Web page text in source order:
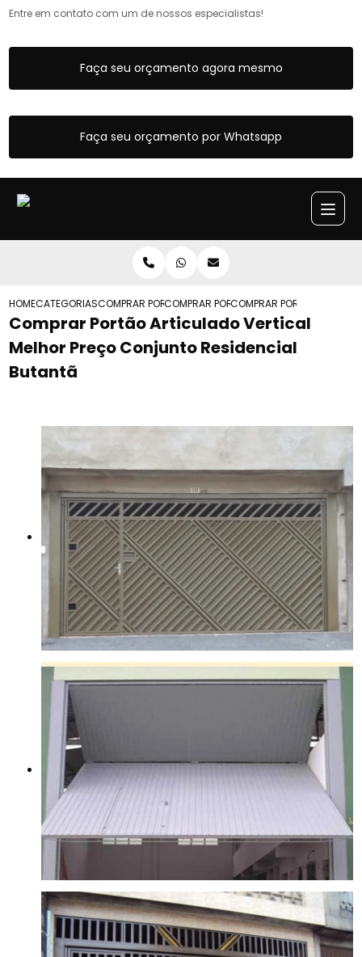
Entre em contato com um de nossos especialistas!
Faça seu orçamento agora mesmo
Faça seu orçamento por Whatsapp
HOMECATEGORIASCOMPRAR PORTOES ARTICULADOS
COMPRAR PORTAO ARTICULADO DE
COMPRAR PORTAO
Comprar Portão Articulado Vertical
Melhor Preço Conjunto Residencial
Butantã